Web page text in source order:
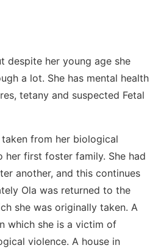
despite her young age she
a lot. She has mental health
tetany and suspected Fetal
from her biological
her first foster family. She had
another, and this continues
Ola was returned to the
she was originally taken. A
which she is a victim of
violence. A house in